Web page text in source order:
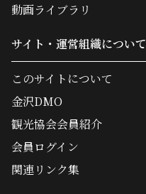
動画ライブラリ
サイト・運営組織について
このサイトについて
金沢DMO
観光協会会員紹介
会員ログイン
関連リンク集